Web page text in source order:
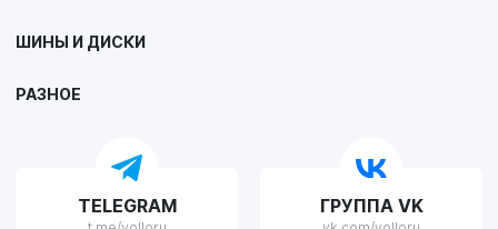
г. Липецк, улица Осипенко, д.8
VOLLO Рязань
г. Рязань, улица Островского, д.109/2
ШИНЫ И ДИСКИ
РАЗНОЕ
TELEGRAM ГРУППА VK